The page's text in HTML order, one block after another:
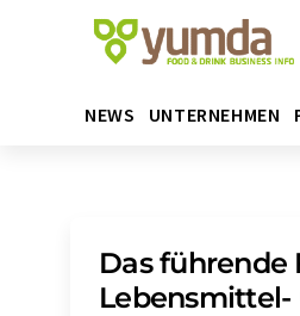
NEWS UNTERNEHMEN
Das führende
Lebensmittel-